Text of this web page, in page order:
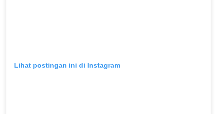
Lihat postingan ini di Instagram